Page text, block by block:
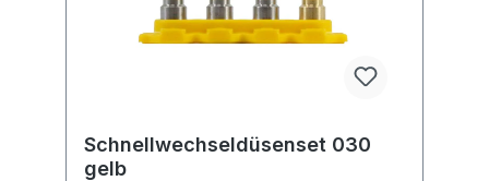
Schnellwechseldüsenset 030
gelb